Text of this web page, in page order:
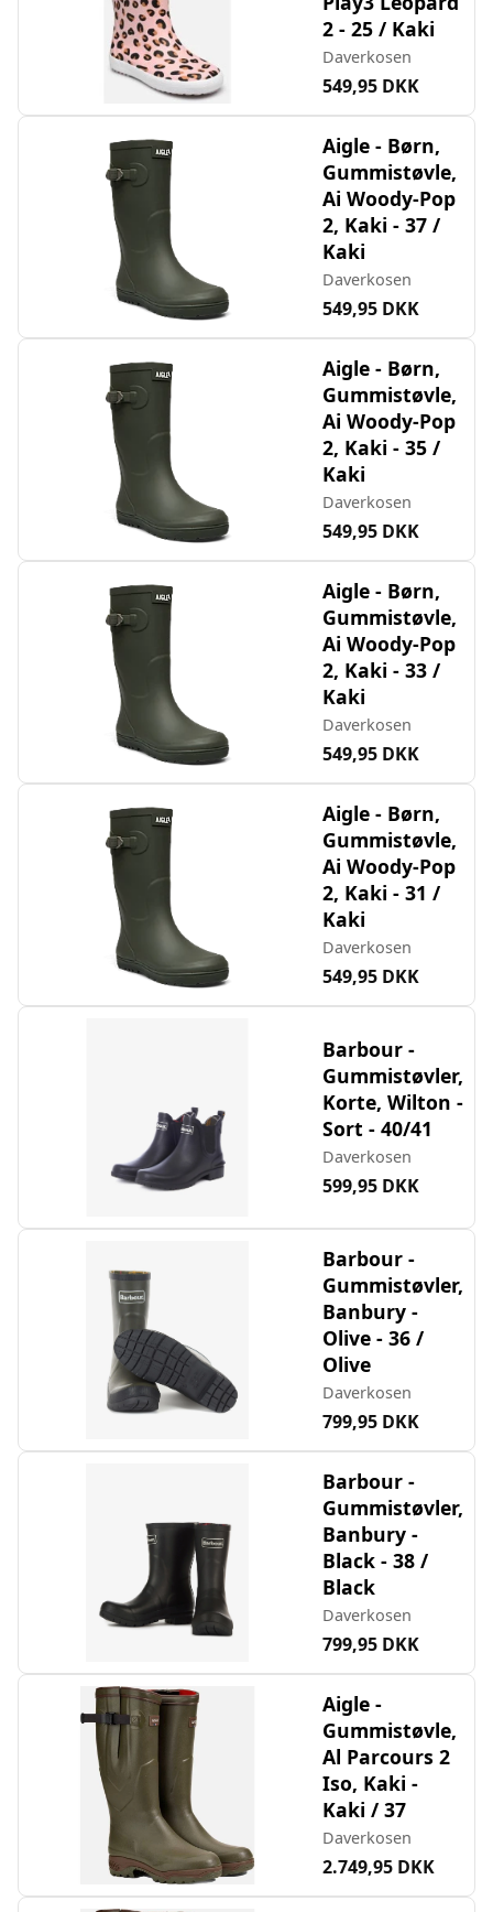
2 - 25 / Kaki
Daverkosen
549,95 DKK
Aigle - Børn,
Gummistøvle,
Ai Woody-Pop
2, Kaki - 37 /
Kaki
Daverkosen
549,95 DKK
Aigle - Børn,
Gummistøvle,
Ai Woody-Pop
2, Kaki - 35 /
Kaki
Daverkosen
549,95 DKK
Aigle - Børn,
Gummistøvle,
Ai Woody-Pop
2, Kaki - 33 /
Kaki
Daverkosen
549,95 DKK
Aigle - Børn,
Gummistøvle,
Ai Woody-Pop
2, Kaki - 31 /
Kaki
Daverkosen
549,95 DKK
Barbour -
Gummistøvler,
Korte, Wilton -
Sort - 40/41
Daverkosen
599,95 DKK
Barbour -
Gummistøvler,
Banbury -
Olive - 36 /
Olive
Daverkosen
799,95 DKK
Barbour -
Gummistøvler,
Banbury -
Black - 38 /
Black
Daverkosen
799,95 DKK
Aigle -
Gummistøvle,
Al Parcours 2
Iso, Kaki -
Kaki / 37
Daverkosen
2.749,95 DKK